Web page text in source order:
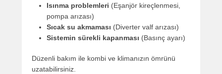
Isınma problemleri (Eşanjör kireçlenmesi,
pompa arızası)
Sıcak su akmaması (Diverter valf arızası)
Sistemin sürekli kapanması (Basınç ayarı)
Düzenli bakım ile kombi ve klimanızın ömrünü
uzatabilirsiniz.